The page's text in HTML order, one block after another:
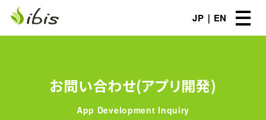
JP EN
お問い合わせ(アプリ開発)
App Development Inquiry